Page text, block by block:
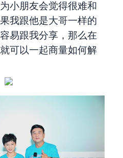
小朋友会觉得很难和
我跟他是大哥一样的
易跟我分享，那么在
可以一起商量如何解